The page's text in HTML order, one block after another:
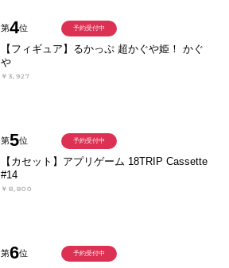
第4位
【フィギュア】るかっぷ 超かぐや姫！ かぐ
や
￥3,927
予約受付中
第5位
【カセット】アプリゲーム 18TRIP Cassette
#14
￥8,800
予約受付中
第6位 予約受付中